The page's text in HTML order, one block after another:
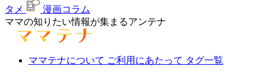
タメ
漫画コラム
ママの知りたい情報が集まるアンテナ
ママテナについて ご利用にあたって タグ一覧